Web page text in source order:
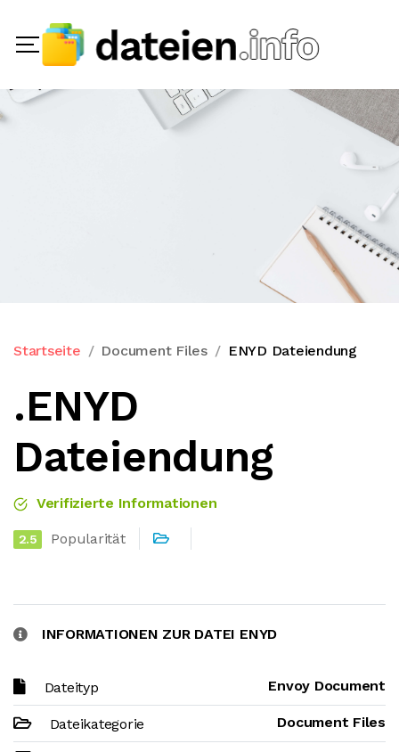
Startseite Document Files ENYD Dateiendung
.ENYD
Dateiendung
Verifizierte Informationen
2.5 Popularität
INFORMATIONEN ZUR DATEI ENYD
Dateityp Envoy Document
Dateikategorie Document Files